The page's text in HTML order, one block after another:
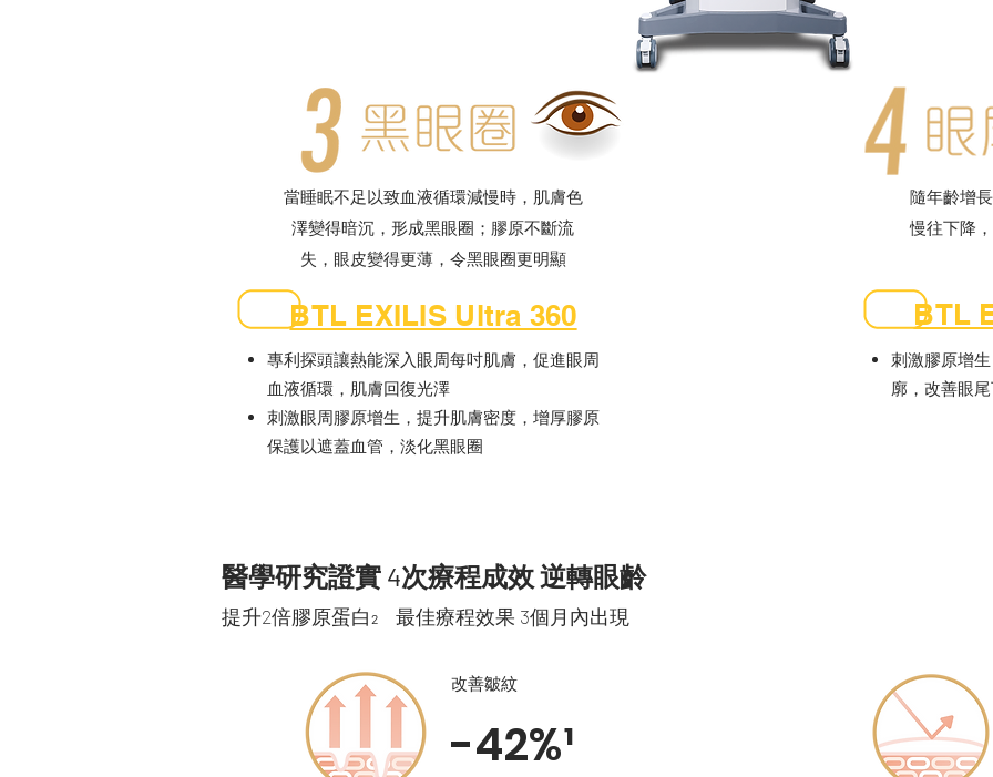
當睡眠不足以致血液循環減慢時，肌膚色
澤變得暗沉，形成黑眼圈；膠原不斷流
失，眼皮變得更薄，令黑眼圈更明顯
專利探頭讓熱能深入眼周每吋肌膚，促進眼周
血液循環，肌膚回復光澤
刺激眼周膠原增生，提升肌膚密度，增厚膠原
保護以遮蓋血管，淡化黑眼圈
BTL EXILIS Ultra 360
隨年齡增
慢往下降
刺激膠原增
廓，改善眼
BTL
醫學研究證實 4次療程成效 逆轉眼齡
提升2倍膠原蛋白 2 最佳療程效果 3個月內出現
改善皺紋
-42%¹